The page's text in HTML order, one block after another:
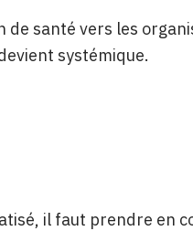
de santé vers les
systémique.
il faut prendre en